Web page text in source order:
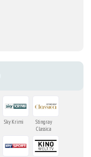
Sky Krimi
Stingray
Classica